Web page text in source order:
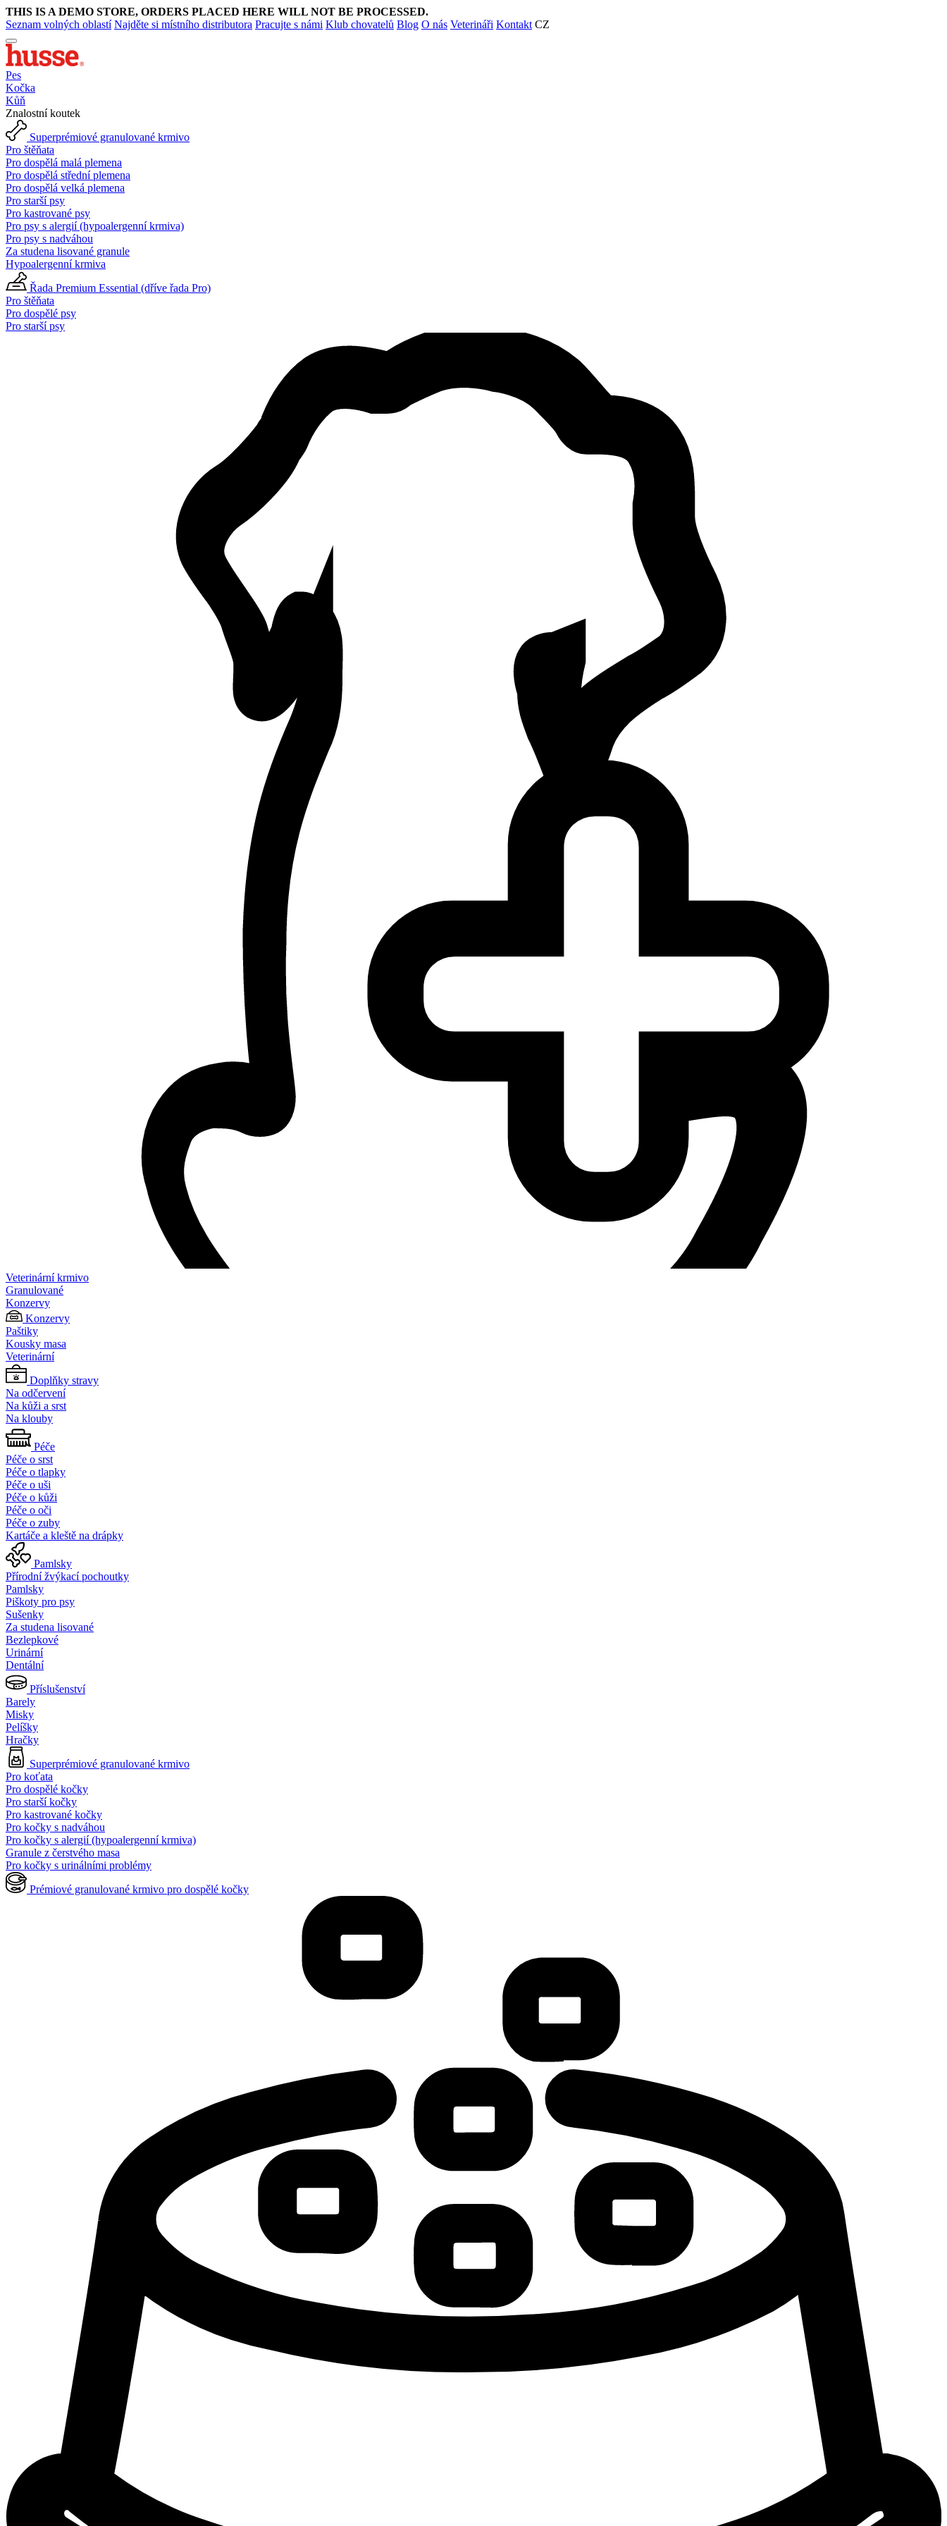
THIS IS A DEMO STORE, ORDERS PLACED HERE WILL NOT BE PROCESSED.
Seznam volných oblastí Najděte si místního distributora Pracujte s námi Klub chovatelů Blog O nás Veterináři Kontakt CZ
Pes
Kočka
Kůň
Znalostní koutek
Superprémiové granulované krmivo
Pro štěňata
Pro dospělá malá plemena
Pro dospělá střední plemena
Pro dospělá velká plemena
Pro starší psy
Pro kastrované psy
Pro psy s alergií (hypoalergenní krmiva)
Pro psy s nadváhou
Za studena lisované granule
Hypoalergenní krmiva
Řada Premium Essential (dříve řada Pro)
Pro štěňata
Pro dospělé psy
Pro starší psy
Veterinární krmivo
Granulované
Konzervy
Konzervy
Paštiky
Kousky masa
Veterinární
Doplňky stravy
Na odčervení
Na kůži a srst
Na klouby
Péče
Péče o srst
Péče o tlapky
Péče o uši
Péče o kůži
Péče o oči
Péče o zuby
Kartáče a kleště na drápky
Pamlsky
Přírodní žvýkací pochoutky
Pamlsky
Piškoty pro psy
Sušenky
Za studena lisované
Bezlepkové
Urinární
Dentální
Příslušenství
Barely
Misky
Pelíšky
Hračky
Superprémiové granulované krmivo
Pro koťata
Pro dospělé kočky
Pro starší kočky
Pro kastrované kočky
Pro kočky s nadváhou
Pro kočky s alergií (hypoalergenní krmiva)
Granule z čerstvého masa
Pro kočky s urinálními problémy
Prémiové granulované krmivo pro dospělé kočky